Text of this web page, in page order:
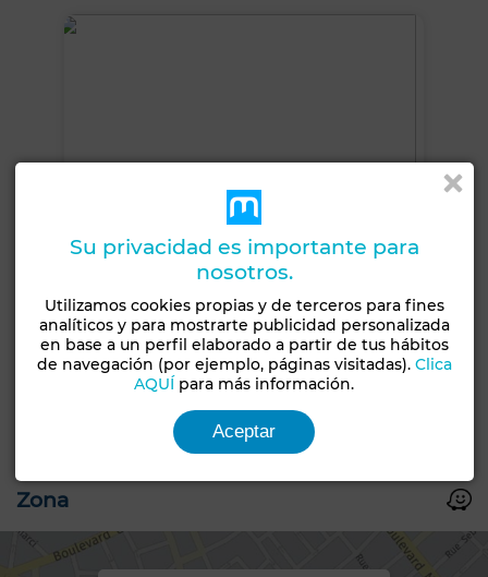
+23 FOTOS
Zona
Su privacidad es importante para
nosotros.
Utilizamos cookies propias y de terceros para fines
analíticos y para mostrarte publicidad personalizada
en base a un perfil elaborado a partir de tus hábitos
de navegación (por ejemplo, páginas visitadas). Clica
AQUÍ para más información.
Aceptar